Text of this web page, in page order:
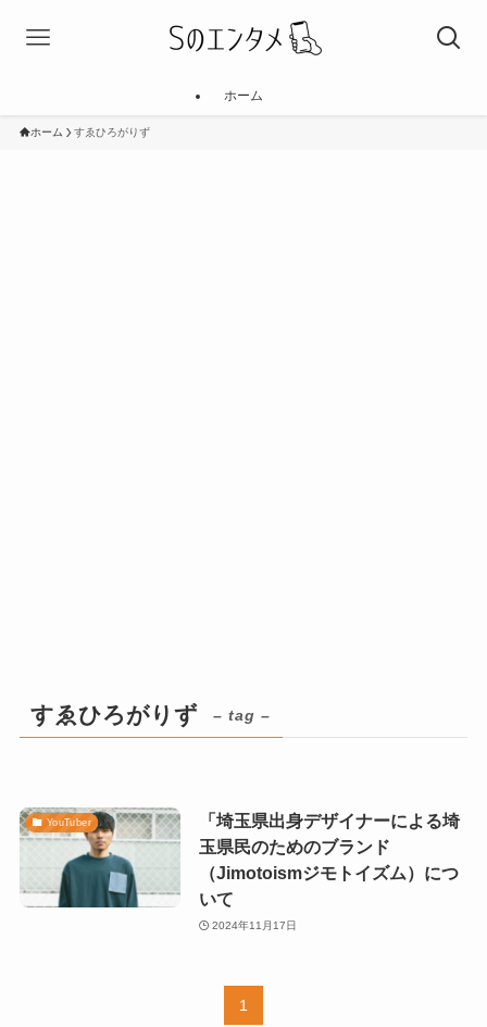
ホーム
ホーム すゑひろがりず
すゑひろがりず – tag –
YouTuber
「埼玉県出身デザイナーによる埼
玉県民のためのブランド
（Jimotoismジモトイズム）につ
いて
2024年11月17日
1